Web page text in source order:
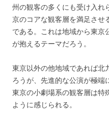
州の観客の多くにも受け入れ
京のコアな観客層を満足させ
である。これは地域から東京
が抱えるテーマだろう。
東京以外の他地域であれば北
ろうが、先進的な公演が極端
東京の小劇場系の観客層は特
ように感じられる。